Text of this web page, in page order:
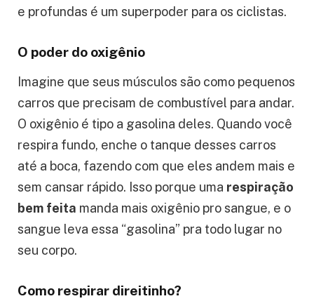
Então, se você quer pedalar melhor e mais
contar um segredinho: usar respirações longas
e profundas é um superpoder para os ciclistas.
O poder do oxigênio
Imagine que seus músculos são como pequenos
carros que precisam de combustível para andar.
O oxigênio é tipo a gasolina deles. Quando você
respira fundo, enche o tanque desses carros
até a boca, fazendo com que eles andem mais e
sem cansar rápido. Isso porque uma
sangue leva essa “gasolina” pra todo lugar no